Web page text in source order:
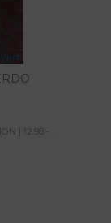
| 12.98 -...